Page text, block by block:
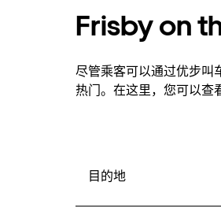
Frisby on
尽管乘客可以通过优步叫
热门。在这里，您可以查
目的地